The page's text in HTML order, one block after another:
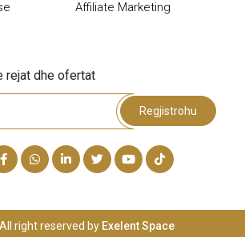
Affiliate Marketing
rejat dhe ofertat
Regjistrohu
right reserved by Exelent Space